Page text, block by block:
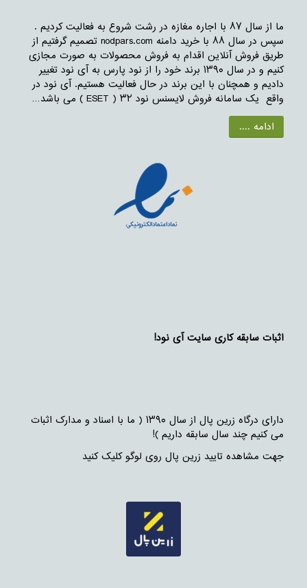
ما از سال ۸۷ با اجاره مغازه در رشت شروع به فعالیت کردیم .
سپس در سال ۸۸ با خرید دامنه nodpars.com تصمیم گرفتیم از
طریق فروش آنلاین اقدام به فروش محصولات به صورت مجازی
کنیم و در سال ۱۳۹۰ برند خود را از نود پارس به آی نود تغییر
دادیم و همچنان با این برند در حال فعالیت هستیم. آی نود در
واقع یک سامانه فروش لایسنس نود ۳۲ ( ESET ) می باشد…
ادامه ....
اثبات سابقه کاری سایت آی نود!
دارای درگاه زرین پال از سال ۱۳۹۰ ( ما با اسناد و مدارک اثبات
می کنیم چند سال سابقه داریم )!
جهت مشاهده تایید زرین پال روی لوگو کلیک کنید